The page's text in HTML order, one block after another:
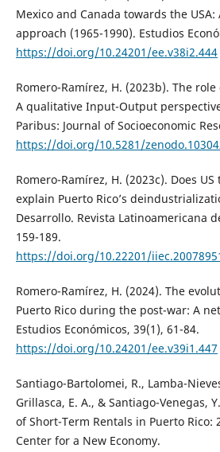
Mexico and Canada towards the
approach (1965-1990). Estudios
https://doi.org/10.24201/ee.v38i2.444
Romero-Ramírez, H. (2023b). The
A qualitative Input-Output
Paribus: Journal of Socioeconomic
https://doi.org/10.5281/
Romero-Ramírez, H. (2023c). Does
explain Puerto Rico’s
Desarrollo. Revista Latinoamericana
159-189.
https://doi.org/10.22201/
Romero-Ramírez, H. (2024). The
Puerto Rico during the post-war: A
Estudios Económicos, 39(1), 61-84.
https://doi.org/10.24201/ee.v39i1.447
Santiago-Bartolomei, R., Lamba-
Grillasca, E. A., & Santiago-Venegas,
of Short-Term Rentals in Puerto Rico:
Center for a New Economy.